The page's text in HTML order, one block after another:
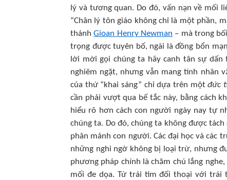
lý và tương quan. Do đó, vấn nạn về mối
“Chân lý tôn giáo không chỉ là một phần,
thánhGioan Henry Newman – mà trong
trọng được tuyên bố, ngài là đồng bổn
lời mời gọi chúng ta hãy canh tân sự
nghiêm ngặt, nhưng vẫn mang tính nhân
của thứ “khai sáng” chỉ dựa trên mộtđức
cần phải vượt qua bế tắc này, bằng cách
hiểu rõ hơn cách con người ngày nay tự
chúng ta. Do đó, chúng ta không được
phân mảnh con người. Các đại học và các
những nghi ngờ không bị loại trừ, nhưng
phương pháp chính là chăm chú lắng
mối đe dọa. Từ trái tim đối thoại với trái